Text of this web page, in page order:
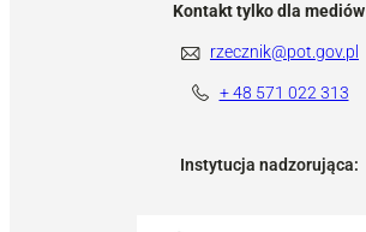
Kontakt tylko dla mediów
rzecznik@pot.gov.pl
+ 48 571 022 313
Instytucja nadzorująca: